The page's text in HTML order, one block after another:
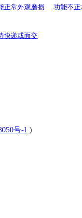
正常外观磨损 功能不正
快递或面交
号-1 )